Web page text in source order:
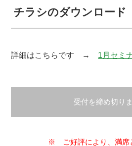
チラシのダウンロード
詳細はこちらです → 1月セミ
受付を締め切り
※ ご好評により、満席